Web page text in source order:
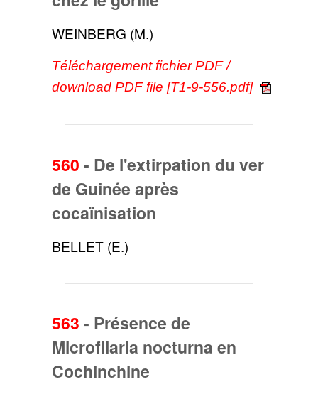
WEINBERG (M.)
Téléchargement fichier PDF /
download PDF file [T1-9-556.pdf]
560 - De l'extirpation du ver
de Guinée après
cocaïnisation
BELLET (E.)
563 - Présence de
Microfilaria nocturna en
Cochinchine